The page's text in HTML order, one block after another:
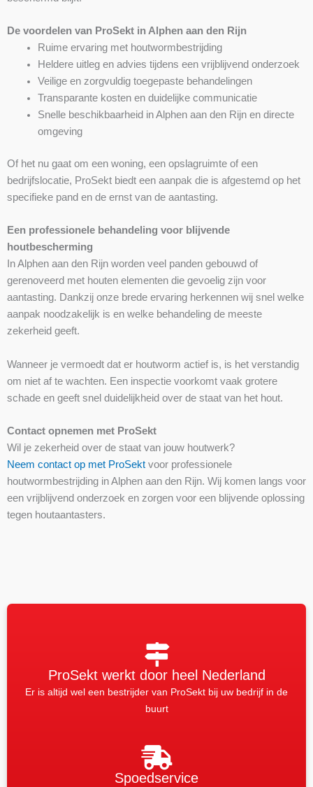
De voordelen van ProSekt in Alphen aan den Rijn
Ruime ervaring met houtwormbestrijding
Heldere uitleg en advies tijdens een vrijblijvend onderzoek
Veilige en zorgvuldig toegepaste behandelingen
Transparante kosten en duidelijke communicatie
Snelle beschikbaarheid in Alphen aan den Rijn en directe
omgeving
Of het nu gaat om een woning, een opslagruimte of een
bedrijfslocatie, ProSekt biedt een aanpak die is afgestemd op het
specifieke pand en de ernst van de aantasting.
Een professionele behandeling voor blijvende
houtbescherming
In Alphen aan den Rijn worden veel panden gebouwd of
gerenoveerd met houten elementen die gevoelig zijn voor
aantasting. Dankzij onze brede ervaring herkennen wij snel welke
aanpak noodzakelijk is en welke behandeling de meeste
zekerheid geeft.
Wanneer je vermoedt dat er houtworm actief is, is het verstandig
om niet af te wachten. Een inspectie voorkomt vaak grotere
schade en geeft snel duidelijkheid over de staat van het hout.
Contact opnemen met ProSekt
Wil je zekerheid over de staat van jouw houtwerk?
Neem contact op met ProSekt voor professionele
houtwormbestrijding in Alphen aan den Rijn. Wij komen langs voor
een vrijblijvend onderzoek en zorgen voor een blijvende oplossing
tegen houtaantasters.
ProSekt werkt door heel Nederland
Er is altijd wel een bestrijder van ProSekt bij uw bedrijf in de
buurt
Spoedservice